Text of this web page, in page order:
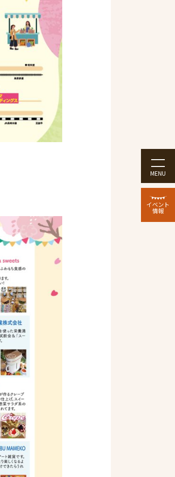
MENU
イベント
情報